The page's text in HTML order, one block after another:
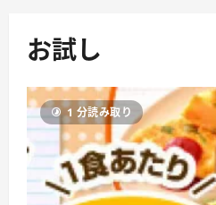
ー
お試し
1 分読み取り